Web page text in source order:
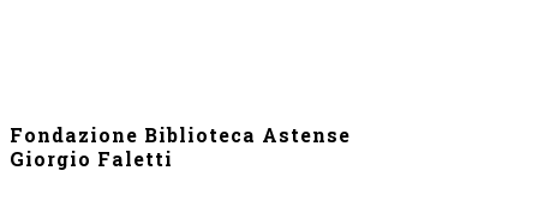
Fondazione Biblioteca Astense
Giorgio Faletti